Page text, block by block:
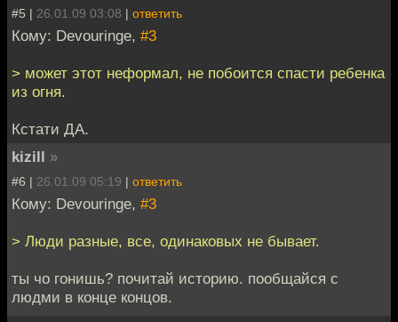
#5 | 26.01.09 03:08 | ответить
Кому: Devouringe, #3
> может этот неформал, не побоится спасти ребенка
из огня.
Кстати ДА.
kizill »
#6 | 26.01.09 05:19 | ответить
Кому: Devouringe, #3
> Люди разные, все, одинаковых не бывает.
ты чо гонишь? почитай историю. пообщайся с
людми в конце концов.